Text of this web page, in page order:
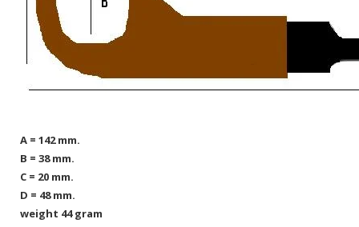
A = 142 mm.
B = 38 mm.
C = 20 mm.
D = 48 mm.
weight 44 gram